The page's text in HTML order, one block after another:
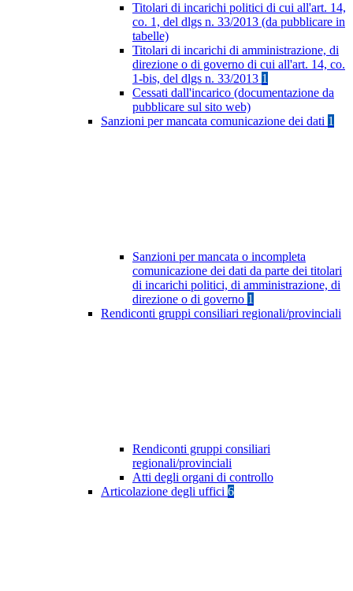
Titolari di incarichi politici di cui all'art. 14,
co. 1, del dlgs n. 33/2013 (da pubblicare in
tabelle)
Titolari di incarichi di amministrazione, di
direzione o di governo di cui all'art. 14, co.
1-bis, del dlgs n. 33/2013 1
Cessati dall'incarico (documentazione da
pubblicare sul sito web)
Sanzioni per mancata comunicazione dei dati 1
Sanzioni per mancata o incompleta
comunicazione dei dati da parte dei titolari
di incarichi politici, di amministrazione, di
direzione o di governo 1
Rendiconti gruppi consiliari regionali/provinciali
Rendiconti gruppi consiliari
regionali/provinciali
Atti degli organi di controllo
Articolazione degli uffici 6